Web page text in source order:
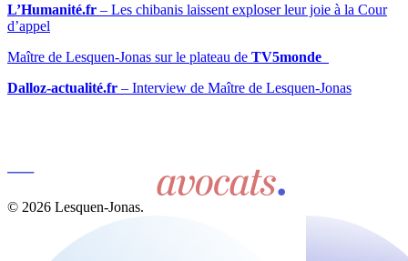
L’Humanité.fr – Les chibanis laissent exploser leur joie à la Cour
d’appel
Maître de Lesquen-Jonas sur le plateau de TV5monde
Dalloz-actualité.fr – Interview de Maître de Lesquen-Jonas
© 2026 Lesquen-Jonas.